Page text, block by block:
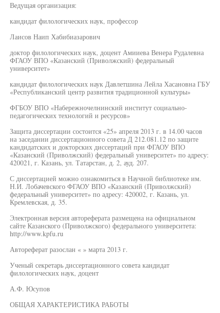
Ведущая организация:
кандидат филологических наук, профессор
Лаисов Наип Хабибиазарович
доктор филологических наук, доцент Амииева Венера Рудалевна
ФГАОУ ВПО «Казанский (Приволжский) федеральный
университет»
кандидат филологических наук Давлетшина Лейла Хасановна ГБУ
«Республиканский центр развития традиционной культуры»
ФГБОУ ВПО «Набережночелнинский институт социально-
педагогических технологий и ресурсов»
Защита диссертации состоится «25» апреля 2013 г. в 14.00 часов
на заседании диссертационного совета Д 212.081.12 по защите
кандидатских и докторских диссертаций при ФГАОУ ВПО
«Казанский (Приволжский) федеральный университет» по адресу:
420021, г. Казань, ул. Татарстан, д. 2, ауд. 207.
С диссертацией можно ознакомиться в Научной библиотеке им.
Н.И. Лобачевского ФГАОУ ВПО «Казанский (Приволжский)
федеральный университет» по адресу: 420002, г. Казань, ул.
Кремлевская, д. 35.
Электронная версия автореферата размещена на официальном
сайте Казанского (Приволжского) федерального университета:
http://www.kpfu.ru
Автореферат разослан « » марта 2013 г.
Ученый секретарь диссертационного совета кандидат
филологических наук, доцент
А.Ф. Юсупов
ОБЩАЯ ХАРАКТЕРИСТИКА РАБОТЫ